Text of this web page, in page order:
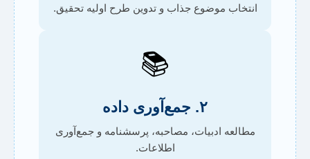
انتخاب موضوع جذاب و تدوین طرح اولیه تحقیق.
📚
۲. جمع‌آوری داده
مطالعه ادبیات، مصاحبه، پرسشنامه و جمع‌آوری
اطلاعات.